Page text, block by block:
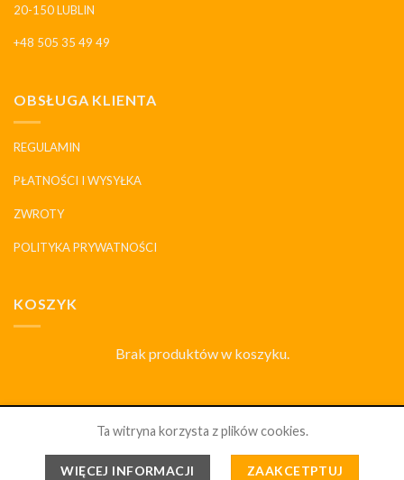
20-150 LUBLIN
+48 505 35 49 49
OBSŁUGA KLIENTA
REGULAMIN
PŁATNOŚCI I WYSYŁKA
ZWROTY
POLITYKA PRYWATNOŚCI
KOSZYK
Brak produktów w koszyku.
DLACZEGO MY HISTORIA I MARKI KONTAKT
PORCELANOWYDOM.PL 2026 ©WSZELKIE PRAWA
ZABRONIONE
Ta witryna korzysta z plików cookies.
WIĘCEJ INFORMACJI ZAAKCETPTUJ